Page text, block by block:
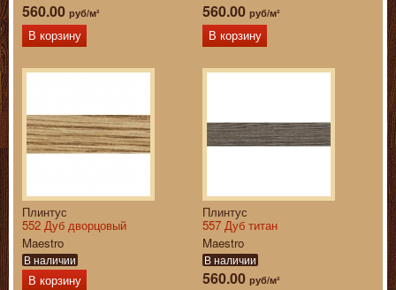
560.00 руб/м²
В корзину
560.00 руб/м²
В корзину
Плинтус
552 Дуб дворцовый
Maestro
В наличии
В корзину
Плинтус
557 Дуб титан
Maestro
В наличии
560.00 руб/м²